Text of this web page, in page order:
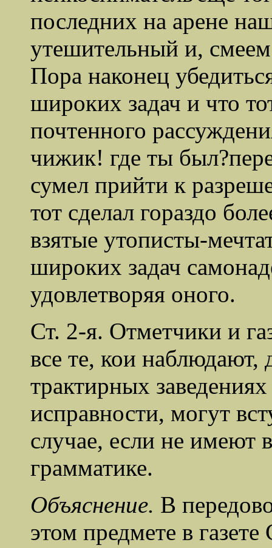
последних на арене
утешительный и,
Пора наконец
широких задач и что
почтенного
чижик! где ты был?
сумел прийти к
тот сделал гораздо
взятые утописты-
широких задач
удовлетворяя оного.
Ст. 2-я. Отметчики и
все те, кои наблюдают,
трактирных
исправности, могут
случае, если не имеют
грамматике.
Объяснение. В
этом предмете в